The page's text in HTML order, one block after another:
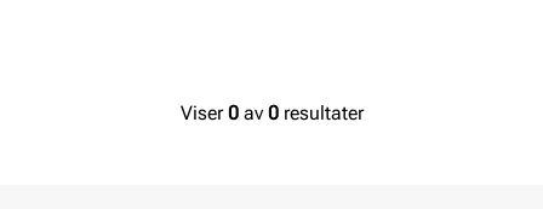
Viser0av 0resultater